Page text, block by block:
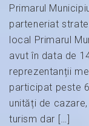
Primarul
parteneriat
local Primarul
avut în data de
reprezentanții
participat peste
unități de
turism dar […]